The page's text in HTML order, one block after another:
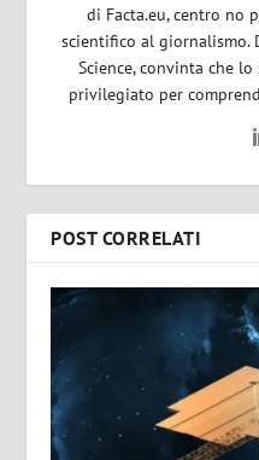
di Facta.eu, centro no
scientifico al giornalismo.
Science, convinta che
privilegiato per
POST CORRELATI